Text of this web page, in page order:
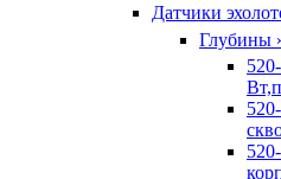
Датчики
Глубины